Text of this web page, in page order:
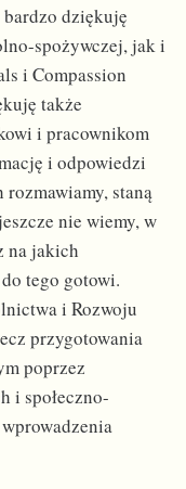
bardzo dziękuję
spożywczej, jak i
i Compassion
także
i pracownikom
i odpowiedzi
staną
nie wiemy, w
na jakich
tego gotowi.
i Rozwoju
przygotowania
poprzez
i społeczno-